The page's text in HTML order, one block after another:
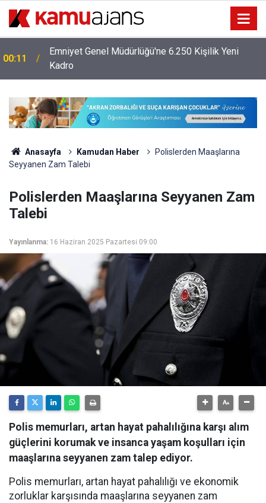
23:09
MEB Öğretmenlere İl Emri Atama Hakkı Vermek
Zorunda Mı?
Anasayfa Kamudan Haber
Polislerden Maaşlarına
Seyyanen Zam Talebi
Polislerden Maaşlarına Seyyanen Zam
Talebi
Yayınlanma: 16 Haziran 2025 Pazartesi 09:00
Polis memurları, artan hayat pahalılığına karşı alım
güçlerini korumak ve insanca yaşam koşulları için
maaşlarına seyyanen zam talep ediyor.
Polis memurları, artan hayat pahalılığı ve ekonomik
zorluklar karşısında maaşlarına seyyanen zam